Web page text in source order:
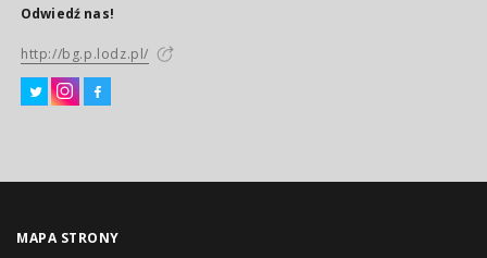
Odwiedź nas!
http://bg.p.lodz.pl/
MAPA STRONY